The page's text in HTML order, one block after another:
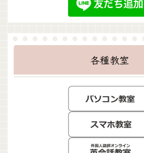
各種教室